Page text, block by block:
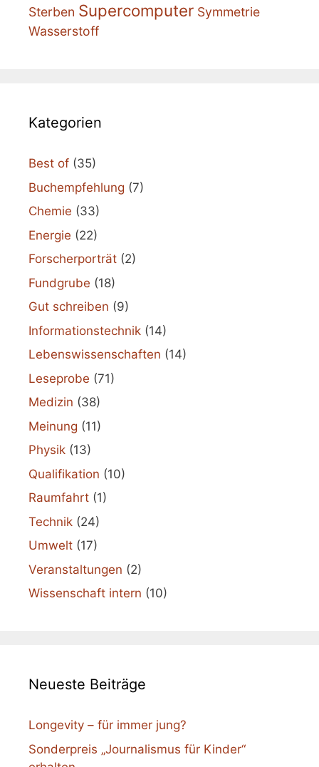
Sterben Supercomputer Symmetrie
Wasserstoff
Kategorien
Best of (35)
Buchempfehlung (7)
Chemie (33)
Energie (22)
Forscherporträt (2)
Fundgrube (18)
Gut schreiben (9)
Informationstechnik (14)
Lebenswissenschaften (14)
Leseprobe (71)
Medizin (38)
Meinung (11)
Physik (13)
Qualifikation (10)
Raumfahrt (1)
Technik (24)
Umwelt (17)
Veranstaltungen (2)
Wissenschaft intern (10)
Neueste Beiträge
Longevity – für immer jung?
Sonderpreis „Journalismus für Kinder“